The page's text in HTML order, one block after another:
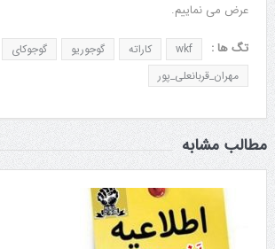
عرض می نماییم.
تگ ها : wkf کاراته گوجوریو گوجوکای
مهران_قربانعلی_پور
مطالب مشابه